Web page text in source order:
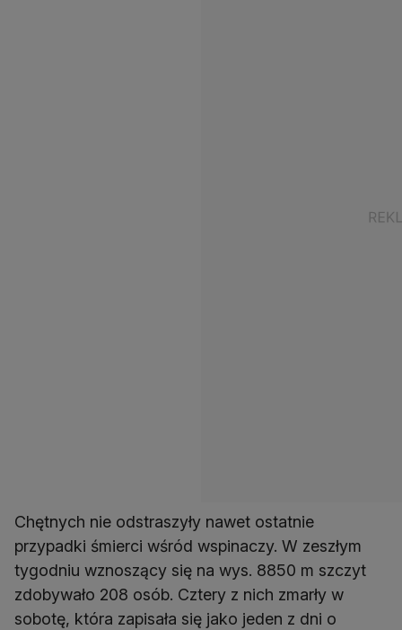
Chętnych nie odstraszyły nawet ostatnie
przypadki śmierci wśród wspinaczy. W zeszłym
tygodniu wznoszący się na wys. 8850 m szczyt
zdobywało 208 osób. Cztery z nich zmarły w
sobotę, która zapisała się jako jeden z dni o